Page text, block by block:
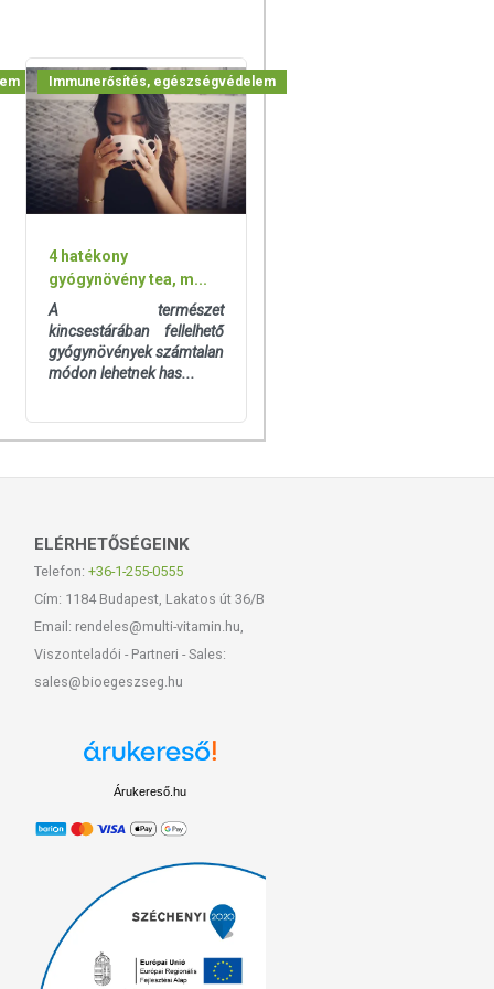
Immunerősítés, egészségvédelem
4 hatékony
gyógynövény tea, m...
A természet
kincsestárában fellelhető
gyógynövények számtalan
módon lehetnek has...
ELÉRHETŐSÉGEINK
Telefon: +36-1-255-0555
Cím: 1184 Budapest, Lakatos út 36/B
Email: rendeles@multi-vitamin.hu,
Viszonteladói - Partneri - Sales:
sales@bioegeszseg.hu
Árukereső.hu